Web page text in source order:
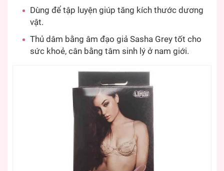
Dùng để tập luyện giúp tăng kích thước dương
vật.
Thủ dâm bằng âm đạo giả Sasha Grey tốt cho
sức khoẻ, cân bằng tâm sinh lý ở nam giới.